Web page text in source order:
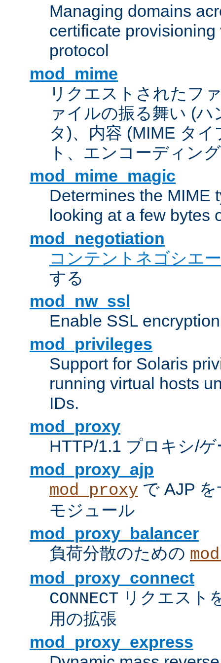
Managing domains
certificate provisioning
protocol
mod_mime
リクエストされたフ
ァイルの振る舞い (
タ)、内容 (MIME タ
ト、エンコーディン
mod_mime_magic
Determines the MIME
looking at a few bytes
mod_negotiation
コンテントネゴシエ
する
mod_nw_ssl
Enable SSL
mod_privileges
Support for Solaris
running virtual hosts
IDs.
mod_proxy
HTTP/1.1 プロキシ/
mod_proxy_ajp
mod_proxy で AJP
モジュール
mod_proxy_balancer
負荷分散のための
mod_proxy_connect
CONNECT リクエスト
用の拡張
mod_proxy_express